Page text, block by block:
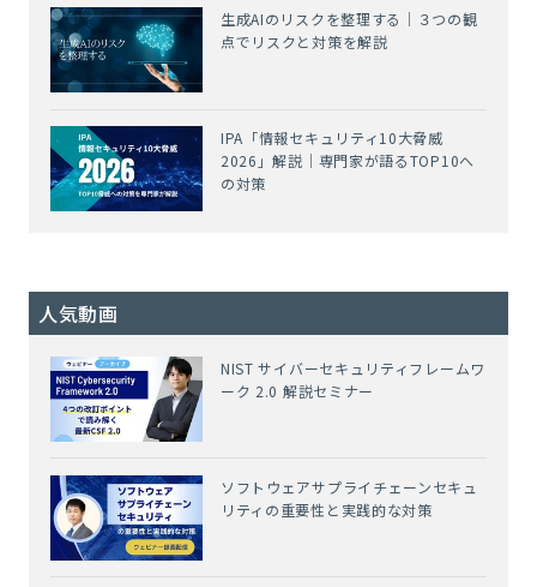
生成AIのリスクを整理する｜３つの観
点でリスクと対策を解説
IPA「情報セキュリティ10大脅威
2026」解説｜専門家が語るTOP10へ
の対策
人気動画
NIST サイバーセキュリティフレームワ
ーク 2.0 解説セミナー
ソフトウェアサプライチェーンセキュ
リティの重要性と実践的な対策